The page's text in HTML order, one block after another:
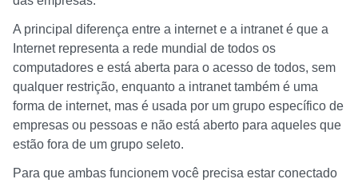
A principal diferença entre a internet e a intranet é que a
Internet representa a rede mundial de todos os
computadores e está aberta para o acesso de todos, sem
qualquer restrição, enquanto a intranet também é uma
forma de internet, mas é usada por um grupo específico de
empresas ou pessoas e não está aberto para aqueles que
estão fora de um grupo seleto.
Para que ambas funcionem você precisa estar conectado